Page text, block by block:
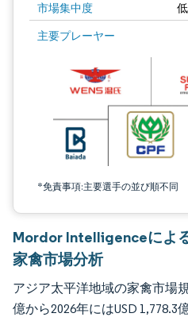
市場集中度 低
主要プレーヤー
*免責事項:主要選手の並び順不同
画像 © Mordor Intelligence。再利用
Mordor Intelligenceによ
家禽市場分析
アジア太平洋地域の家禽市場
億から2026年にはUSD 1,778.3